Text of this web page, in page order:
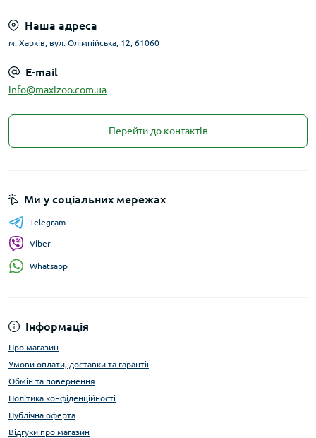
Наша адреса
м. Харків, вул. Олімпійська, 12, 61060
E-mail
info@maxizoo.com.ua
Перейти до контактів
Інформація
Про магазин
Умови оплати, доставки та гарантії
Обмін та повернення
Політика конфіденційності
Публічна оферта
Відгуки про магазин
Ми у соціальних мережах
Telegram
Viber
Whatsapp